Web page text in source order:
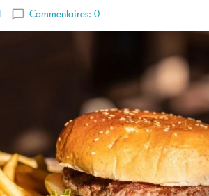
Commentaires: 0